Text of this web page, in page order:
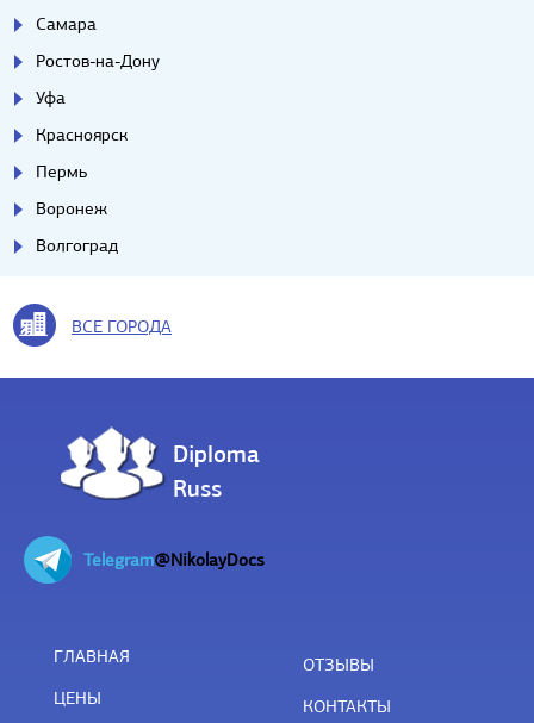
Самара
Ростов-на-Дону
Уфа
Красноярск
Пермь
Воронеж
Волгоград
ВСЕ ГОРОДА
Diploma
Russ
Telegram@NikolayDocs
ГЛАВНАЯ
ЦЕНЫ
ОТЗЫВЫ
КОНТАКТЫ